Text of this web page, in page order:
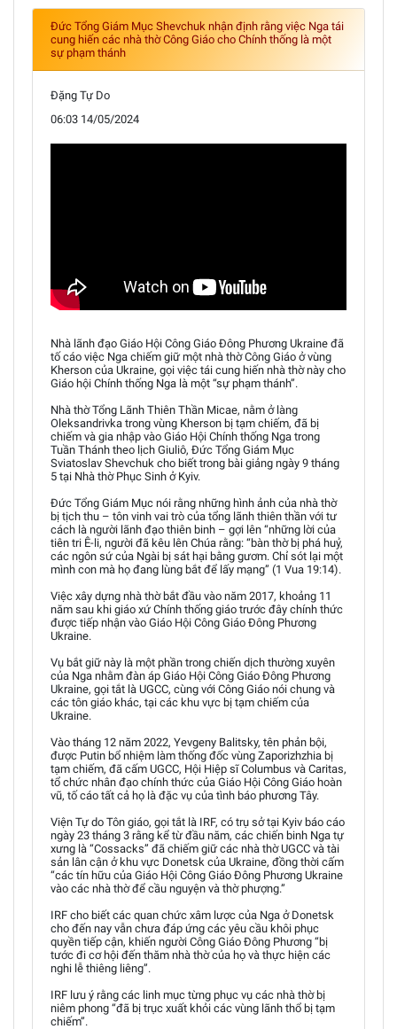
Đức Tổng Giám Mục Shevchuk nhận định rằng việc Nga tái
cung hiến các nhà thờ Công Giáo cho Chính thống là một
sự phạm thánh
Đặng Tự Do
06:03 14/05/2024
Nhà lãnh đạo Giáo Hội Công Giáo Đông Phương Ukraine đã
tố cáo việc Nga chiếm giữ một nhà thờ Công Giáo ở vùng
Kherson của Ukraine, gọi việc tái cung hiến nhà thờ này cho
Giáo hội Chính thống Nga là một “sự phạm thánh”.
Nhà thờ Tổng Lãnh Thiên Thần Micae, nằm ở làng
Oleksandrivka trong vùng Kherson bị tạm chiếm, đã bị
chiếm và gia nhập vào Giáo Hội Chính thống Nga trong
Tuần Thánh theo lịch Giuliô, Đức Tổng Giám Mục
Sviatoslav Shevchuk cho biết trong bài giảng ngày 9 tháng
5 tại Nhà thờ Phục Sinh ở Kyiv.
Đức Tổng Giám Mục nói rằng những hình ảnh của nhà thờ
bị tịch thu – tôn vinh vai trò của tổng lãnh thiên thần với tư
cách là người lãnh đạo thiên binh – gợi lên “những lời của
tiên tri Ê-li, người đã kêu lên Chúa rằng: “bàn thờ bị phá huỷ,
các ngôn sứ của Ngài bị sát hại bằng gươm. Chỉ sót lại một
mình con mà họ đang lùng bắt để lấy mạng” (1 Vua 19:14).
Việc xây dựng nhà thờ bắt đầu vào năm 2017, khoảng 11
năm sau khi giáo xứ Chính thống giáo trước đây chính thức
được tiếp nhận vào Giáo Hội Công Giáo Đông Phương
Ukraine.
Vụ bắt giữ này là một phần trong chiến dịch thường xuyên
của Nga nhằm đàn áp Giáo Hội Công Giáo Đông Phương
Ukraine, gọi tắt là UGCC, cùng với Công Giáo nói chung và
các tôn giáo khác, tại các khu vực bị tạm chiếm của
Ukraine.
Vào tháng 12 năm 2022, Yevgeny Balitsky, tên phản bội,
được Putin bổ nhiệm làm thống đốc vùng Zaporizhzhia bị
tạm chiếm, đã cấm UGCC, Hội Hiệp sĩ Columbus và Caritas,
tổ chức nhân đạo chính thức của Giáo Hội Công Giáo hoàn
vũ, tố cáo tất cả họ là đặc vụ của tình báo phương Tây.
Viện Tự do Tôn giáo, gọi tắt là IRF, có trụ sở tại Kyiv báo cáo
ngày 23 tháng 3 rằng kể từ đầu năm, các chiến binh Nga tự
xưng là “Cossacks” đã chiếm giữ các nhà thờ UGCC và tài
sản lân cận ở khu vực Donetsk của Ukraine, đồng thời cấm
“các tín hữu của Giáo Hội Công Giáo Đông Phương Ukraine
vào các nhà thờ để cầu nguyện và thờ phượng.”
IRF cho biết các quan chức xâm lược của Nga ở Donetsk
cho đến nay vẫn chưa đáp ứng các yêu cầu khôi phục
quyền tiếp cận, khiến người Công Giáo Đông Phương “bị
tước đi cơ hội đến thăm nhà thờ của họ và thực hiện các
nghi lễ thiêng liêng”.
IRF lưu ý rằng các linh mục từng phục vụ các nhà thờ bị
niêm phong “đã bị trục xuất khỏi các vùng lãnh thổ bị tạm
chiếm”.